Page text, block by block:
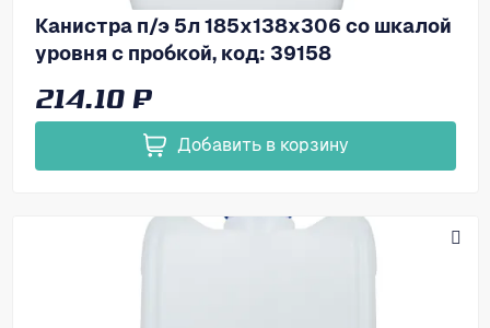
Канистра п/э 5л 185х138х306 со шкалой
уровня с пробкой, код: 39158
214.10 ₽
Добавить в корзину